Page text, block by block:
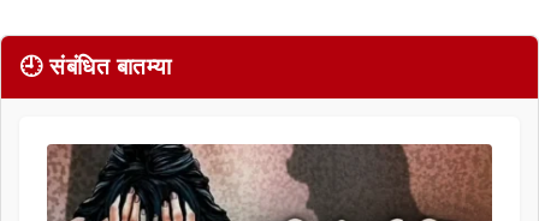
🕘 संबंधित बातम्या